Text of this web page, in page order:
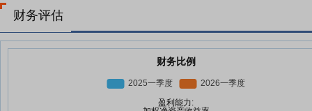
财务评估
财务比例